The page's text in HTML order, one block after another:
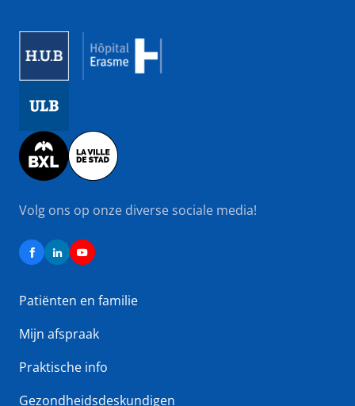
Image
Volg ons op onze diverse sociale media!
Patiënten en familie
Mijn afspraak
Praktische info
Gezondheidsdeskundigen